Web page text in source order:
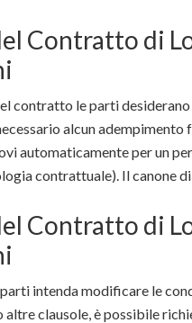
Contratto di
contratto le parti
alcun
automaticamente per un
contrattuale). Il canone
Contratto di
intenda modificare le
clausole, è possibile